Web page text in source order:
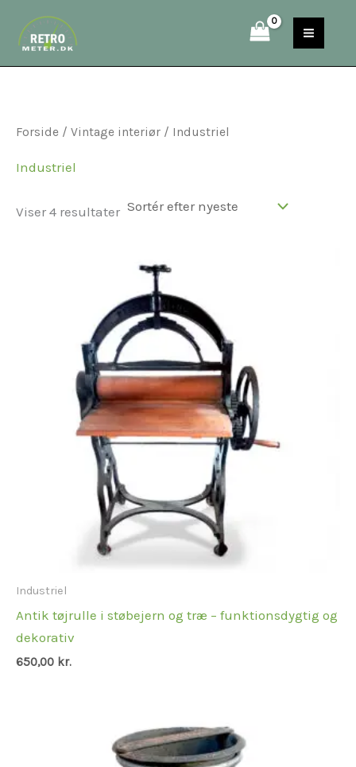
indholdet
e
a
Forside / Vintage interiør / Industriel
Industriel
Viser 4 resultater
Industriel
Antik tøjrulle i støbejern og træ – funktionsdygtig og
dekorativ
650,00 kr.